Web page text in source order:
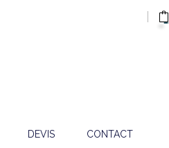
DEVIS CONTACT